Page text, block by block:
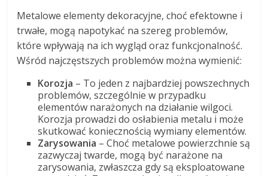
Metalowe elementy dekoracyjne, choć efektowne i
trwałe, mogą napotykać na szereg problemów,
które wpływają na ich wygląd oraz funkcjonalność.
Wśród najczęstszych problemów można wymienić:
Korozja – To jeden z najbardziej powszechnych
problemów, szczególnie w przypadku
elementów narażonych na działanie wilgoci.
Korozja prowadzi do osłabienia metalu i może
skutkować koniecznością wymiany elementów.
Zarysowania – Choć metalowe powierzchnie są
zazwyczaj twarde, mogą być narażone na
zarysowania, zwłaszcza gdy są eksploatowane